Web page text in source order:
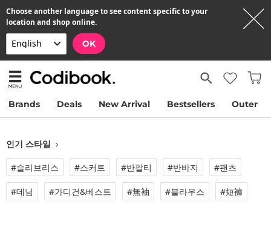
Choose another language to see content specific to your
location and shop online.
OK
Brands Deals New Arrival Bestsellers Outer
인기 스타일 ›
#슬리브리스 #스커트 #반팔티 #반바지 #팬츠
#데님 #가디건&베스트 #無袖 #블라우스 #短褲